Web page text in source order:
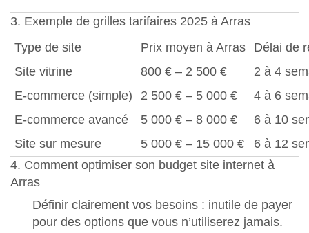
3. Exemple de grilles tarifaires 2025 à Arras
Type de site
Prix moyen à Arras
Délai de
Site vitrine
800 € – 2 500 €
2 à 4
E-commerce (simple)
2 500 € – 5 000 €
4 à 6
E-commerce avancé
5 000 € – 8 000 €
6 à 10
Site sur mesure
5 000 € – 15 000 €
6 à 12
4. Comment optimiser son budget site internet à
Arras
Définir clairement vos besoins : inutile de payer
pour des options que vous n’utiliserez jamais.